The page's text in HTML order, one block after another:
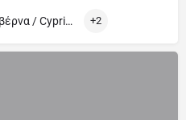
Ελληνική - Κυπριακή Ταβέρνα / Cypriot and Greek Tavern +2